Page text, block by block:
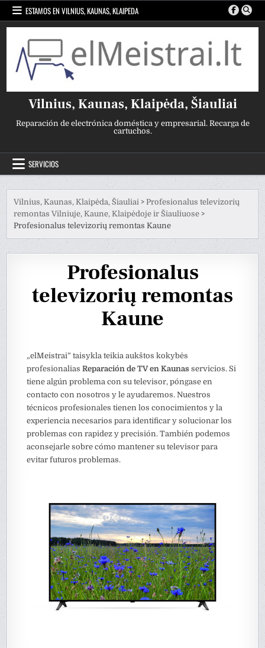
contenido
ESTAMOS EN VILNIUS, KAUNAS, KLAIPEDA
Vilnius, Kaunas, Klaipėda, Šiauliai
Reparación de electrónica doméstica y empresarial. Recarga de
cartuchos.
SERVICIOS
Vilnius, Kaunas, Klaipėda, Šiauliai >Profesionalus televizorių
remontas Vilniuje, Kaune, Klaipėdoje ir Šiauliuose >
Profesionalus televizorių remontas Kaune
Profesionalus
televizorių remontas
Kaune
„elMeistrai” taisykla teikia aukštos kokybės
profesionaliasReparación de TV en Kaunas servicios. Si
tiene algún problema con su televisor, póngase en
contacto con nosotros y le ayudaremos. Nuestros
técnicos profesionales tienen los conocimientos y la
experiencia necesarios para identificar y solucionar los
problemas con rapidez y precisión. También podemos
aconsejarle sobre cómo mantener su televisor para
evitar futuros problemas.